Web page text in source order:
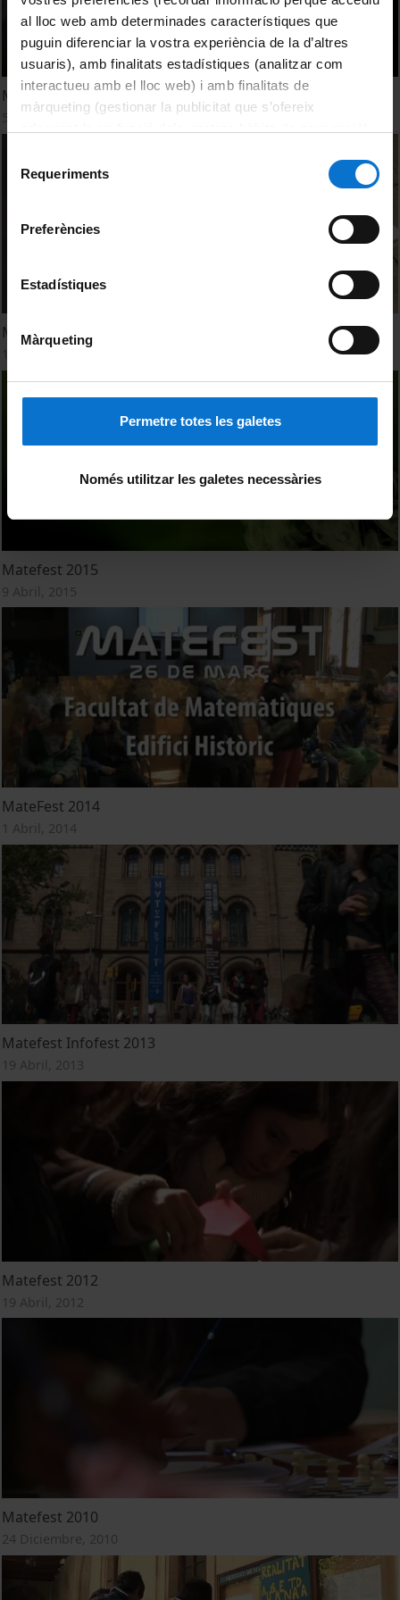
al lloc web amb determinades característiques que
puguin diferenciar la vostra experiència de la d’altres
usuaris), amb finalitats estadístiques (analitzar com
interactueu amb el lloc web) i amb finalitats de
màrqueting (gestionar la publicitat que s’ofereix
consultar laPolítica de galetes del lloc web de la
Requeriments
Preferències
Estadístiques
Màrqueting
Permetre totes les galetes
Només utilitzar les galetes necessàries
Matefest Infofest 2017
5 Mayo, 2017
Matefest Infofest 2016
Matefest 2015
9 Abril, 2015
MateFest 2014
1 Abril, 2014
Matefest Infofest 2013
19 Abril, 2013
Matefest 2012
19 Abril, 2012
Matefest 2010
24 Diciembre, 2010